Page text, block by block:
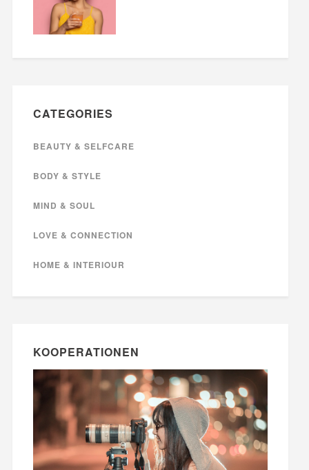
CATEGORIES
BEAUTY & SELFCARE
BODY & STYLE
MIND & SOUL
LOVE & CONNECTION
HOME & INTERIOUR
KOOPERATIONEN